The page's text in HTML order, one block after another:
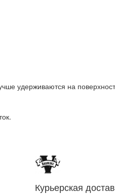
удерживаются на
Курьерская